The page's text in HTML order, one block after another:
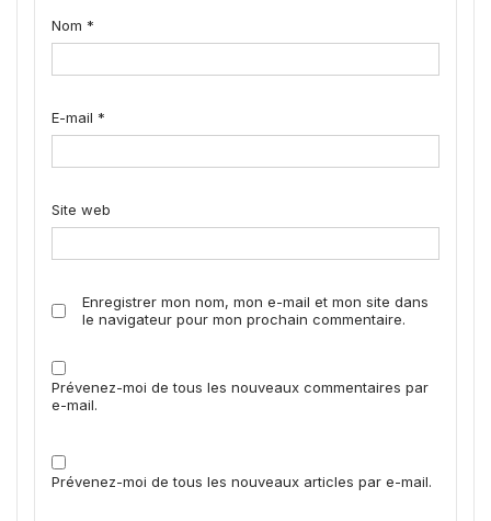
Nom *
E-mail *
Site web
Enregistrer mon nom, mon e-mail et mon site dans
le navigateur pour mon prochain commentaire.
Prévenez-moi de tous les nouveaux commentaires par
e-mail.
Prévenez-moi de tous les nouveaux articles par e-mail.